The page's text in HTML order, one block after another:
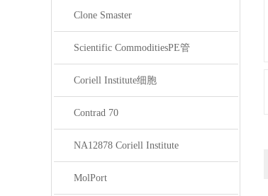
Clone Smaster
Scientific CommoditiesPE管
Coriell Institute细胞
Contrad 70
NA12878 Coriell Institute
MolPort